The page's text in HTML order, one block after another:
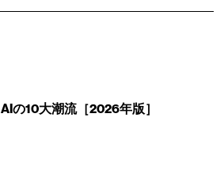
AIの10大潮流［2026年版］